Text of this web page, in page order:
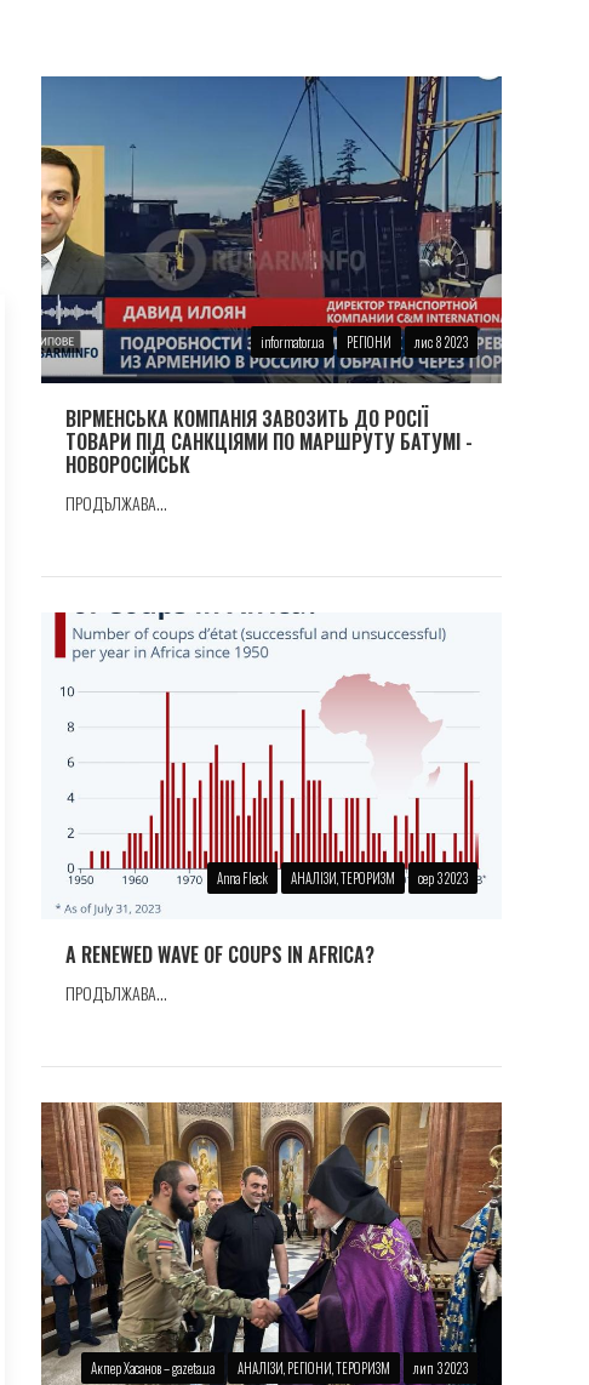
informator.ua РЕГІОНИ лис 8 2023
ВIРМЕНСЬКА КОМПАНIЯ ЗАВОЗИТЬ ДО РОСІЇ
ТОВАРИ ПIД САНКЦIЯМИ ПО МАРШРУТУ БАТУМI -
НОВОРОСIЙСЬК
ПРОДЪЛЖАВА...
Anna Fleck АНАЛІЗИ, ТЕРОРИЗМ сер 3 2023
A RENEWED WAVE OF COUPS IN AFRICA?
ПРОДЪЛЖАВА...
Акпер Хасанов – gazeta.ua АНАЛІЗИ, РЕГІОНИ, ТЕРОРИЗМ лип 3 2023